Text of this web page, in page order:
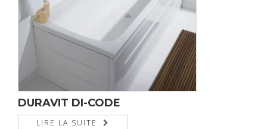
DURAVIT DI-CODE
LIRE LA SUITE